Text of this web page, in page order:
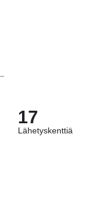
17
Lähetyskenttiä